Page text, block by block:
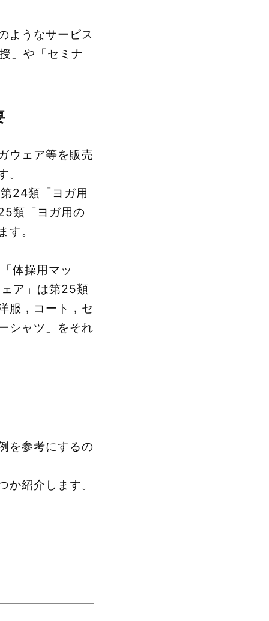
ようなサービス
」や「セミナ
ウェア等を販売
。
24類「ヨガ用
類「ヨガ用の
。
体操用マッ
ア」は第25類
服，コート，セ
シャツ」をそれ
を参考にするの
紹介します。